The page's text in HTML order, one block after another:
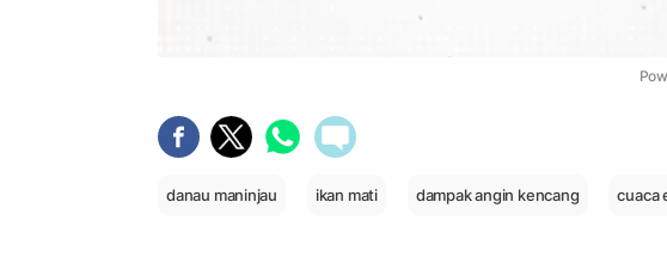
danau maninjau ikan mati dampak angin kencang cuaca